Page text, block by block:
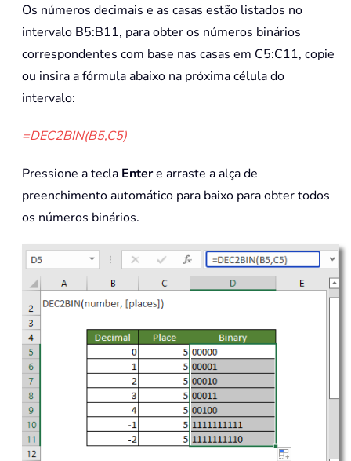
Os números decimais e as casas estão listados no
intervalo B5:B11, para obter os números binários
correspondentes com base nas casas em C5:C11, copie
ou insira a fórmula abaixo na próxima célula do
intervalo:
=DEC2BIN(B5,C5)
Pressione a tecla Entere arraste a alça de
preenchimento automático para baixo para obter todos
os números binários.